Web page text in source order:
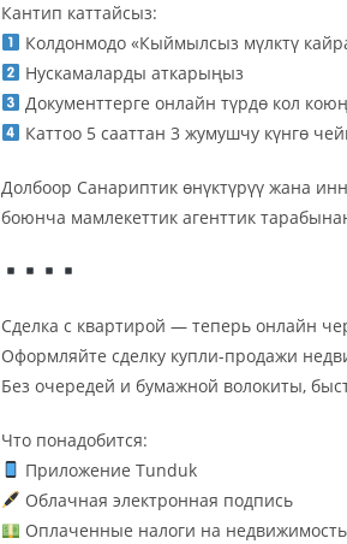
Кантип каттайсыз:
Колдонмодо «Кыймылсыз мүлктү
Нускамаларды аткарыңыз
Документтерге онлайн түрдө кол
Каттоо 5 сааттан 3 жумушчу күнгө
Долбоор Санариптик өнүктүрүү жана
боюнча мамлекеттик агенттик
Сделка с квартирой — теперь онлайн
Оформляйте сделку купли-продажи
Без очередей и бумажной волокиты,
Что понадобится:
Приложение Tunduk
Облачная электронная подпись
Оплаченные налоги на недвижимость